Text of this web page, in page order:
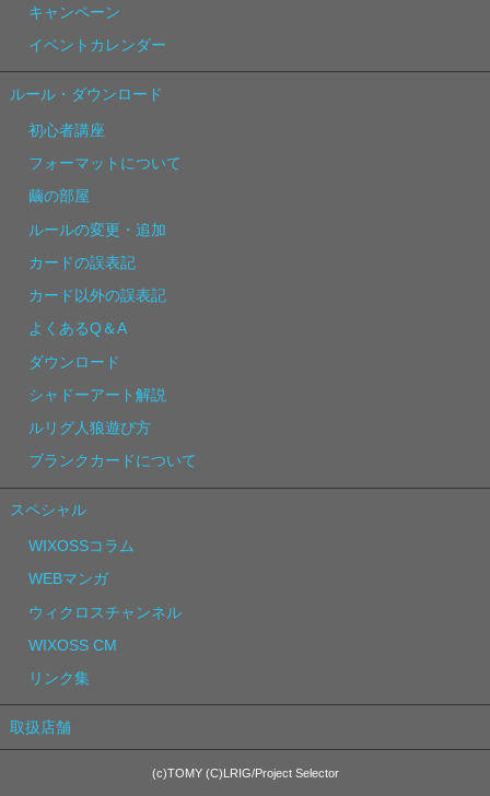
キャンペーン
イベントカレンダー
ルール・ダウンロード
初心者講座
フォーマットについて
繭の部屋
ルールの変更・追加
カードの誤表記
カード以外の誤表記
よくあるQ＆A
ダウンロード
シャドーアート解説
ルリグ人狼遊び方
ブランクカードについて
スペシャル
WIXOSSコラム
WEBマンガ
ウィクロスチャンネル
WIXOSS CM
リンク集
取扱店舗
(c)TOMY (C)LRIG/Project Selector